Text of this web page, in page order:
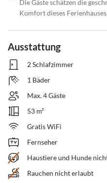
Die Gäste schätzen die
Komfort dieses Ferienhauses.
Ausstattung
2 Schlafzimmer
1 Bäder
Max. 4 Gäste
53 m²
Gratis WiFi
Fernseher
Haustiere und Hunde
Rauchen nicht erlaubt